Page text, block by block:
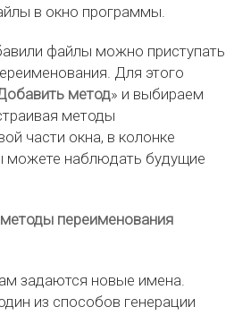
в окно программы.
файлы можно приступать
Для этого
метод» и выбираем
методы
части окна, в колонке
можете наблюдать будущие
переименования
задаются новые имена.
из способов генерации